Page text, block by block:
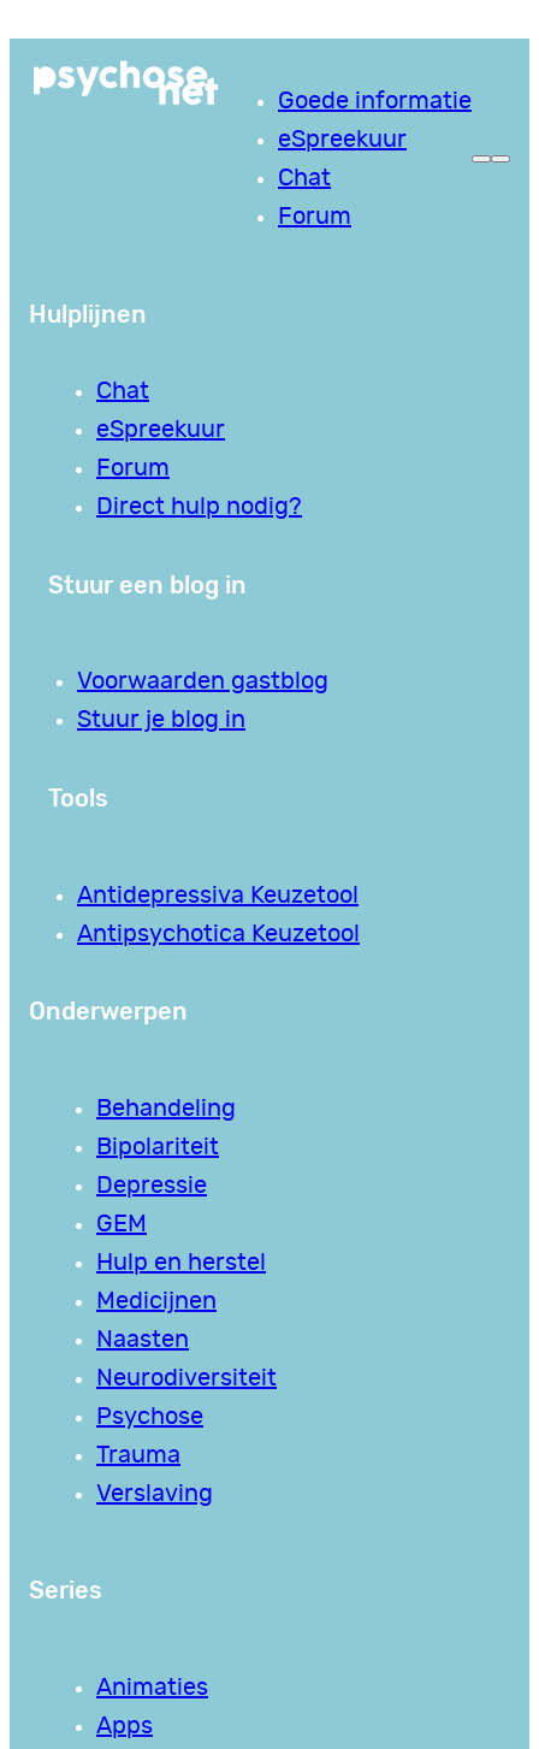
naar
Goede informatie
eSpreekuur
Chat
Forum
Hulplijnen
Chat
eSpreekuur
Forum
Direct hulp nodig?
Stuur een blog in
Voorwaarden gastblog
Stuur je blog in
Tools
Antidepressiva Keuzetool
Antipsychotica Keuzetool
Onderwerpen
Behandeling
Bipolariteit
Depressie
GEM
Hulp en herstel
Medicijnen
Naasten
Neurodiversiteit
Psychose
Trauma
Verslaving
Series
Animaties
Apps